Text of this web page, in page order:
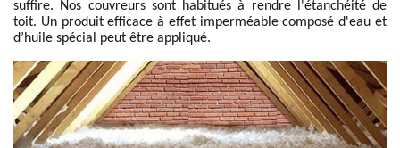
suffire. Nos couvreurs sont habitués à rendre l'étanchéité de
toit. Un produit efficace à effet imperméable composé d'eau et
d’huile spécial peut être appliqué.